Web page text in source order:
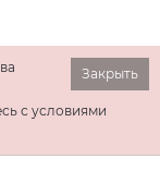
Закрыть
с условиями